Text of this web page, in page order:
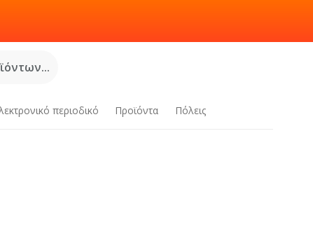
περιοδικό Προϊόντα Πόλεις